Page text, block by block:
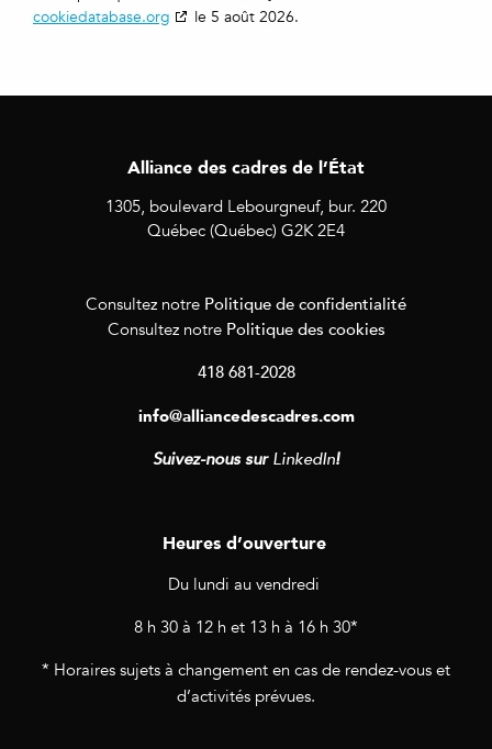
cookiedatabase.org
le 5 août 2026.
Alliance des cadres de l’État
1305, boulevard Lebourgneuf, bur. 220
Québec (Québec) G2K 2E4
Consultez notre Politique de confidentialité
Consultez notre Politique des cookies
418 681-2028
info@alliancedescadres.com
Suivez-nous sur LinkedIn!
Heures d’ouverture
Du lundi au vendredi
8 h 30 à 12 h et 13 h à 16 h 30*
* Horaires sujets à changement en cas de rendez-vous et
d’activités prévues.